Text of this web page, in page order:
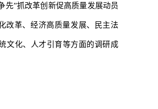
先”抓改革创新促高质量发展动员
改革、经济高质量发展、民主法
文化、人才引育等方面的调研成